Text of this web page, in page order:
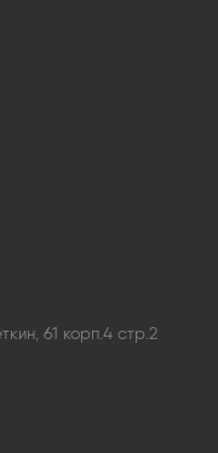
61 корп.4 стр.2